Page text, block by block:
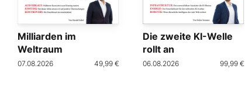
Milliarden im
Weltraum
07.08.2026 49,99 €
Die zweite KI-Welle
rollt an
06.08.2026 99,99 €